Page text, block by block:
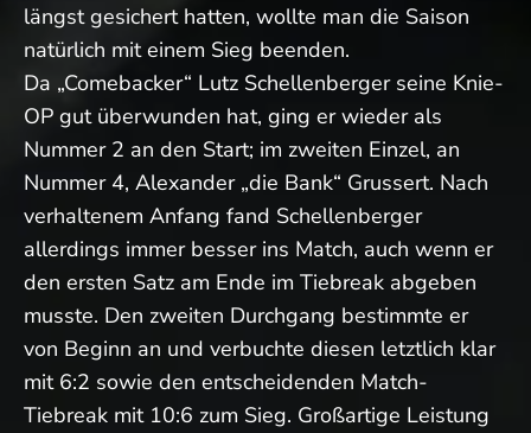
längst gesichert hatten, wollte man die Saison
natürlich mit einem Sieg beenden.
Da „Comebacker“ Lutz Schellenberger seine Knie-
OP gut überwunden hat, ging er wieder als
Nummer 2 an den Start; im zweiten Einzel, an
Nummer 4, Alexander „die Bank“ Grussert. Nach
verhaltenem Anfang fand Schellenberger
allerdings immer besser ins Match, auch wenn er
den ersten Satz am Ende im Tiebreak abgeben
musste. Den zweiten Durchgang bestimmte er
von Beginn an und verbuchte diesen letztlich klar
mit 6:2 sowie den entscheidenden Match-
Tiebreak mit 10:6 zum Sieg. Großartige Leistung